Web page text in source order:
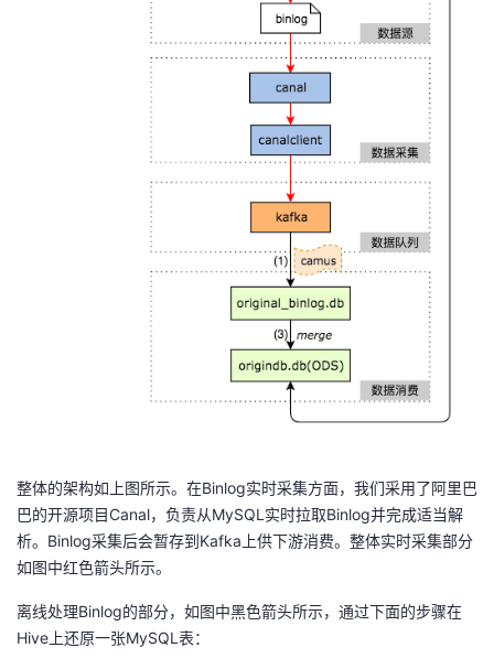
整体的架构如上图所示。在Binlog实时采集方面，我们采用了阿里巴
巴的开源项目Canal，负责从MySQL实时拉取Binlog并完成适当解
析。Binlog采集后会暂存到Kafka上供下游消费。整体实时采集部分
如图中红色箭头所示。
离线处理Binlog的部分，如图中黑色箭头所示，通过下面的步骤在
Hive上还原一张MySQL表：